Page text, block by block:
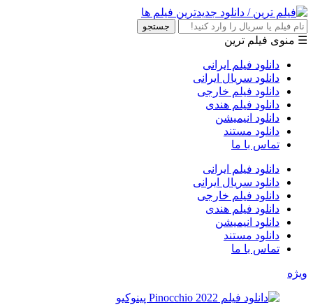
جستجو
☰ منوی فیلم ترین
دانلود فیلم ایرانی
دانلود سریال ایرانی
دانلود فیلم خارجی
دانلود فیلم هندی
دانلود انیمیشن
دانلود مستند
تماس با ما
دانلود فیلم ایرانی
دانلود سریال ایرانی
دانلود فیلم خارجی
دانلود فیلم هندی
دانلود انیمیشن
دانلود مستند
تماس با ما
ویژه